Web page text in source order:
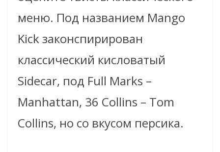
меню. Под названием Mango
Kick законспирирован
классический кисловатый
Sidecar, под Full Marks –
Manhattan, 36 Collins – Tom
Collins, но со вкусом персика.